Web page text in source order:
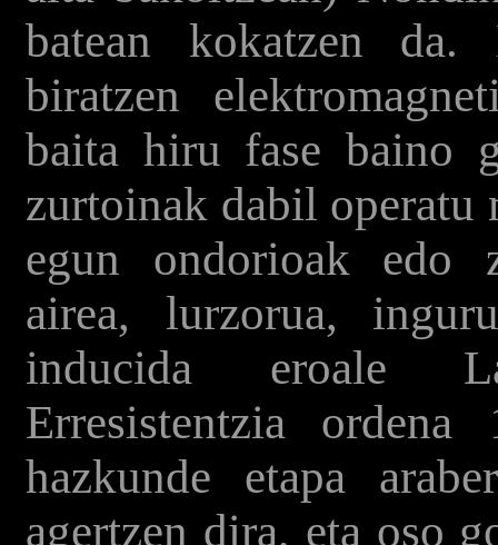
batean kokatzen
biratzen
baita hiru fase baino
zurtoinak dabil operatu
egun ondorioak edo
airea, lurzorua,
inducida eroale
Erresistentzia
hazkunde etapa
agertzen dira, eta oso